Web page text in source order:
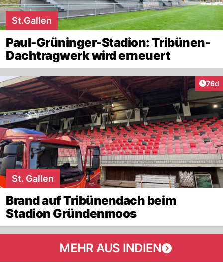
St.Gallen
Paul-Grüninger-Stadion: Tribünen-
Dachtragwerk wird erneuert
76d
St. Gallen
Brand auf Tribünendach beim
Stadion Gründenmoos
MEHR AUS INDIEN